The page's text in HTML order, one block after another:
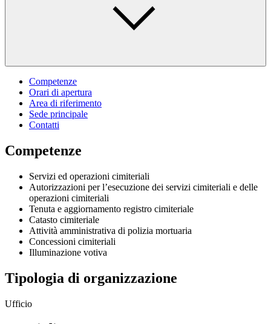
Competenze
Orari di apertura
Area di riferimento
Sede principale
Contatti
Competenze
Servizi ed operazioni cimiteriali
Autorizzazioni per l’esecuzione dei servizi cimiteriali e delle
operazioni cimiteriali
Tenuta e aggiornamento registro cimiteriale
Catasto cimiteriale
Attività amministrativa di polizia mortuaria
Concessioni cimiteriali
Illuminazione votiva
Tipologia di organizzazione
Ufficio